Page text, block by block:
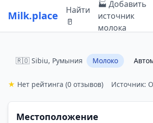
Milk.place
Найти
🥛
🏭 Добавить
источник
молока
🇷🇴 Sibiu, Румыния Молоко
★ Нет рейтинга (0 отзывов) Источник:
Местоположение